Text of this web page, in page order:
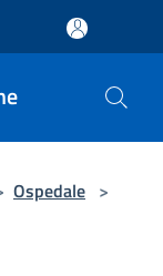
Ospedale >